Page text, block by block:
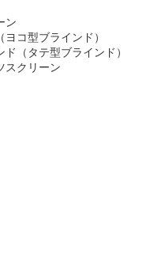
ン
コ型ブラインド）
（タテ型ブラインド）
スクリーン